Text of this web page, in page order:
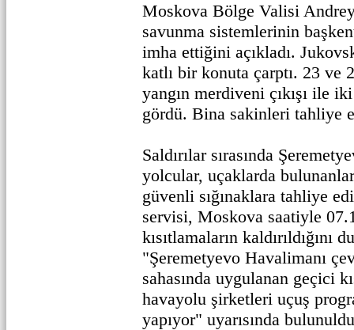
Moskova Bölge Valisi
savunma sistemlerinin
imha ettiğini açıkladı.
katlı bir konuta çarptı. 23 ve
yangın merdiveni çıkışı ile
gördü. Bina sakinleri tahliye
Saldırılar sırasında
yolcular, uçaklarda
güvenli sığınaklara tahliye
servisi, Moskova saatiyle
kısıtlamaların kaldırıldığını
"Şeremetyevo Havalimanı
sahasında uygulanan geçici
havayolu şirketleri uçuş
yapıyor" uyarısında